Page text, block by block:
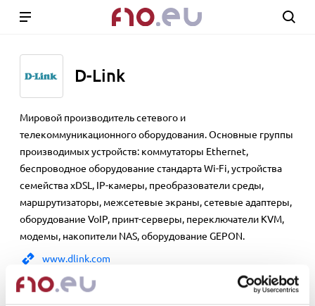
D-Link
Мировой производитель сетевого и
телекоммуникационного оборудования. Основные группы
производимых устройств: коммутаторы Ethernet,
беспроводное оборудование стандарта Wi-Fi, устройства
семейства xDSL, IP-камеры, преобразователи среды,
маршрутизаторы, межсетевые экраны, сетевые адаптеры,
оборудование VoIP, принт-серверы, переключатели KVM,
модемы, накопители NAS, оборудование GEPON.
www.dlink.com